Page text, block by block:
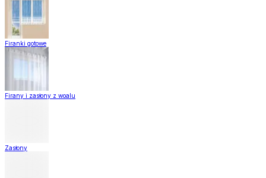
Firanki gotowe
Firany i zasłony z woalu
Zasłony